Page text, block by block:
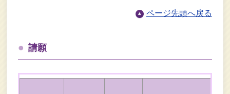
ページ先頭へ戻る
請願